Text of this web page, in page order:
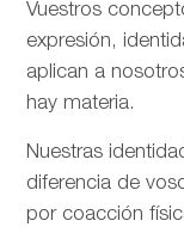
Vuestros
expresión,
aplican a
hay materia.
Nuestras
diferencia de
por coacción